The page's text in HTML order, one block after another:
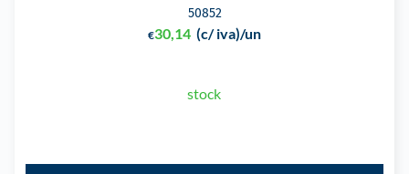
50852
€30,14 (c/ iva)/un
stock